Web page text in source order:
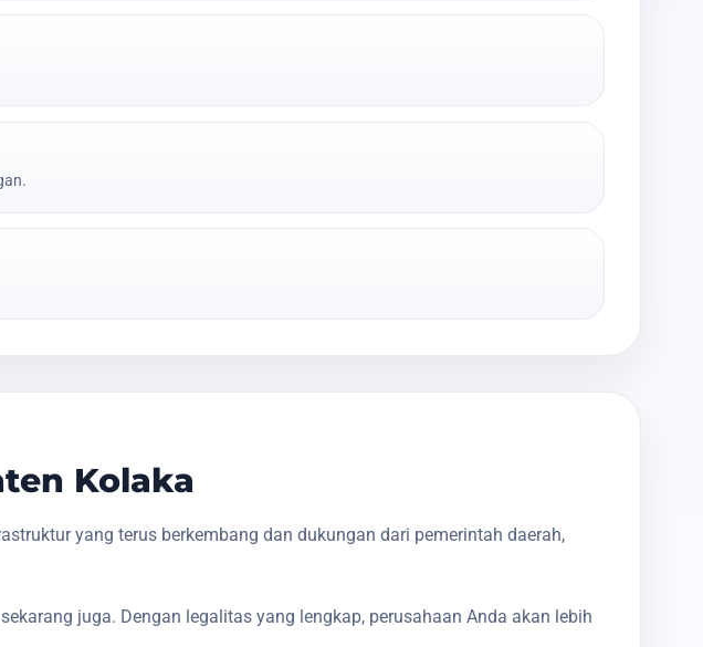
Kolaka
yang terus berkembang dan dukungan dari pemerintah daerah,
juga. Dengan legalitas yang lengkap, perusahaan Anda akan lebih